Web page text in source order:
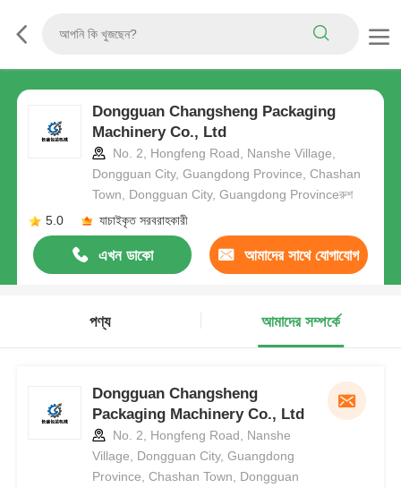
Dongguan Changsheng Packaging
Machinery Co., Ltd
No. 2, Hongfeng Road, Nanshe Village,
Dongguan City, Guangdong Province, Chashan
Town, Dongguan City, Guangdong Provinceরুশ
5.0
যাচাইকৃত সরবরাহকারী
এখন ডাকো আমাদের সাথে যোগাযোগ
পণ্য
আমাদের সম্পর্কে
Dongguan Changsheng
Packaging Machinery Co., Ltd
No. 2, Hongfeng Road, Nanshe
Village, Dongguan City, Guangdong
Province, Chashan Town, Dongguan